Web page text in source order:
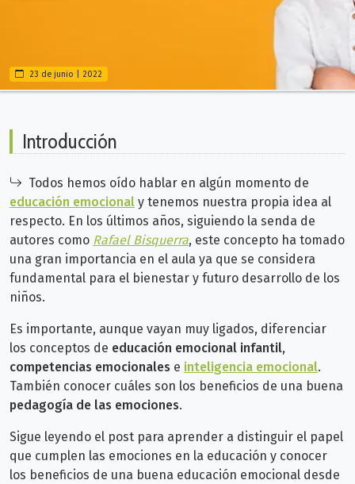
23 de junio | 2022
Introducción
Todos hemos oído hablar en algún momento de
educación emocional y tenemos nuestra propia idea al
respecto. En los últimos años, siguiendo la senda de
autores como Rafael Bisquerra, este concepto ha tomado
una gran importancia en el aula ya que se considera
fundamental para el bienestar y futuro desarrollo de los
niños.
Es importante, aunque vayan muy ligados, diferenciar
los conceptos de educación emocional infantil,
competencias emocionales e inteligencia emocional.
También conocer cuáles son los beneficios de una buena
pedagogía de las emociones.
Sigue leyendo el post para aprender a distinguir el papel
que cumplen las emociones en la educación y conocer
los beneficios de una buena educación emocional desde